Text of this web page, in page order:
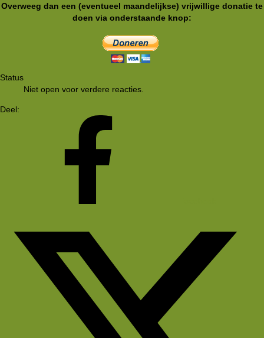
Overweeg dan een (eventueel maandelijkse) vrijwillige donatie te
doen via onderstaande knop:
Status
Niet open voor verdere reacties.
Deel: